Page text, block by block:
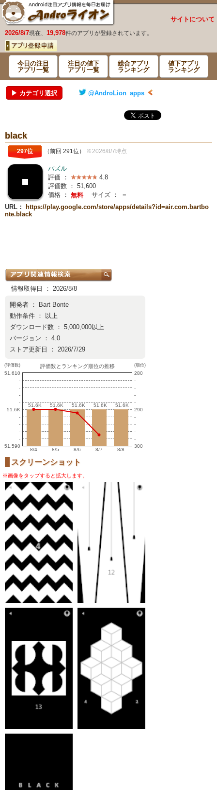
サイトについて
2026/8/7現在、 19,978件のアプリが登録されています。
今日の注目
アプリ一覧
注目の値下
アプリ一覧
総合アプリ
ランキング
値下アプリ
ランキング
▶ カテゴリ選択 @AndroLion_apps
black
297位 （前回 291位） ※2026/8/7時点
パズル
評価 ：
4.8
評価数 ： 51,600
価格 ： 無料 サイズ ：
－
URL：
https://play.google.com/store/apps/details?id=air.com.bartbo
nte.black
情報取得日 ： 2026/8/8
開発者 ：
Bart Bonte
動作条件 ： 以上
ダウンロード数 ： 5,000,000以上
バージョン ： 4.0
ストア更新日 ： 2026/7/29
(評価数)
51,610
-
-
-
-
51.6K
-
-
-
-
51,590
評価数とランキング順位の推移
51.6K
51.6K 51.6K
51.6K 51.6K
51.6K 51.6K
51.6K 51.6K
51.6K
8/4 8/5 8/6 8/7 8/8
(順位)
280
-
-
-
-
290
-
-
-
-
300
スクリーンショット
※画像をタップすると拡大します。